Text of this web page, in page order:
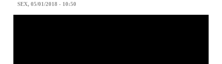
SEX, 05/01/2018 - 10:50